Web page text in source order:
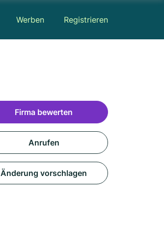
Werben Registrieren
Firma bewerten
Anrufen
Änderung vorschlagen